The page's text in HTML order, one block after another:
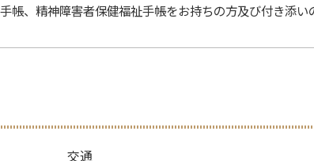
、精神障害者保健福祉手帳をお持ちの方及び付き添い
交通